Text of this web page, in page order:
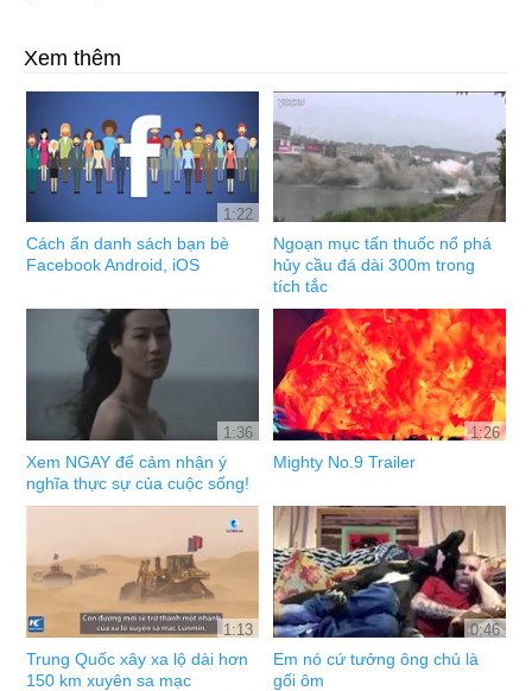
Xem thêm
1:22
Cách ẩn danh sách bạn bè
Facebook Android, iOS
Ngoạn mục tấn thuốc nổ phá
hủy cầu đá dài 300m trong
tích tắc
1:36
Xem NGAY để cảm nhận ý
nghĩa thực sự của cuộc sống!
1:26
Mighty No.9 Trailer
1:13
Trung Quốc xây xa lộ dài hơn
150 km xuyên sa mạc
0:46
Em nó cứ tưởng ông chủ là
gối ôm